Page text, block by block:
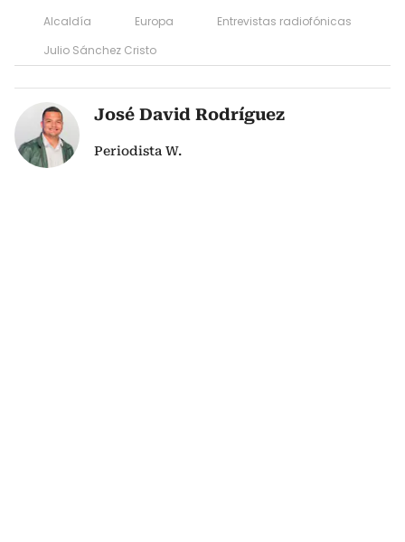
Alcaldía
Europa
Entrevistas radiofónicas
Julio Sánchez Cristo
José David Rodríguez
Periodista W.